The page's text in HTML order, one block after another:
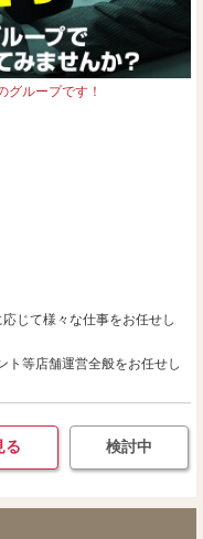
グループです！
じて様々な仕事をお任せし
ト等店舗運営全般をお任せし
る 検討中